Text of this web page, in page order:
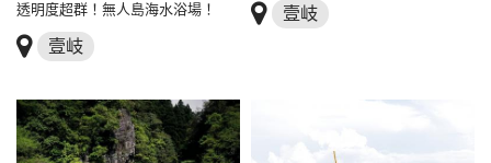
透明度超群！無人島海水浴場！
壹岐
壹岐